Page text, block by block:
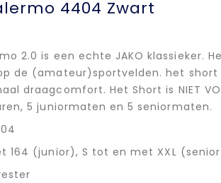
4404 Zwart
2.0 is een echte JAKO
de (amateur)sportvelden. het
draagcomfort. Het Short is NIET
5 juniormaten en 5 seniormaten.
164 (junior), S tot en met XXL